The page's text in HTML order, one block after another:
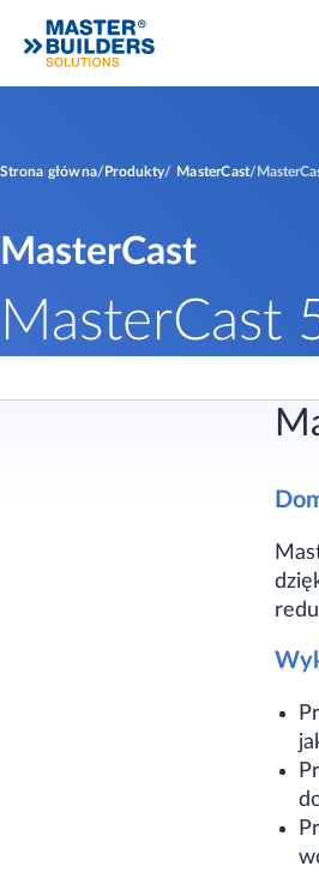
Strona główna Produkty MasterCast
MasterCast
MasterCast